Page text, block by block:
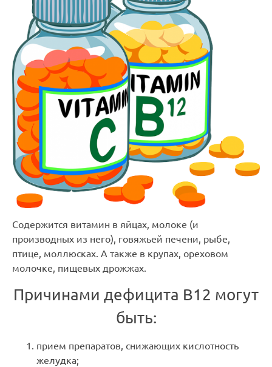
Содержится витамин в яйцах, молоке (и
производных из него), говяжьей печени, рыбе,
птице, моллюсках. А также в крупах, ореховом
молочке, пищевых дрожжах.
Причинами дефицита В12 могут
быть:
прием препаратов, снижающих кислотность
желудка;